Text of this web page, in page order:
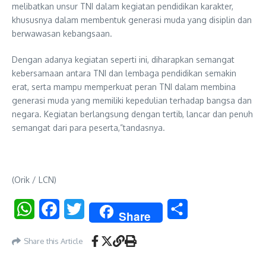
melibatkan unsur TNI dalam kegiatan pendidikan karakter,
khususnya dalam membentuk generasi muda yang disiplin dan
berwawasan kebangsaan.
Dengan adanya kegiatan seperti ini, diharapkan semangat
kebersamaan antara TNI dan lembaga pendidikan semakin
erat, serta mampu memperkuat peran TNI dalam membina
generasi muda yang memiliki kepedulian terhadap bangsa dan
negara. Kegiatan berlangsung dengan tertib, lancar dan penuh
semangat dari para peserta,”tandasnya.
(Orik / LCN)
WhatsAppFacebookTwitter Share
Share this Article